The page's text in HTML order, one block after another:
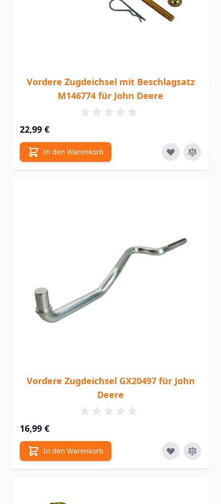
Vordere Zugdeichsel mit Beschlagsatz
M146774 für John Deere
22,99 €
In den Warenkorb
Vordere Zugdeichsel GX20497 für John
Deere
16,99 €
In den Warenkorb